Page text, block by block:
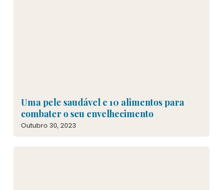
Uma pele saudável e 10 alimentos para
combater o seu envelhecimento
Outubro 30, 2023